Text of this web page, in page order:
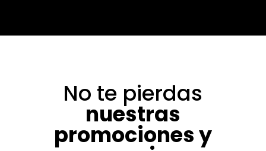
No te pierdas
nuestras
promociones y